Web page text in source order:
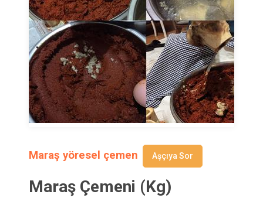
Maraş yöresel çemen Aşçıya Sor
Maraş Çemeni (Kg)